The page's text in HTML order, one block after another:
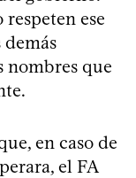
respeten ese
nombres que
en caso de
el FA